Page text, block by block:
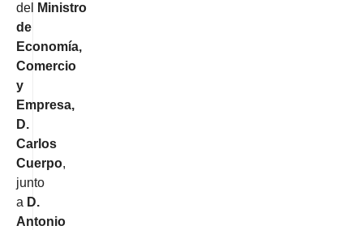
del
Ministro
de
Economía,
Comercio
y
Empresa,
D.
Carlos
Cuerpo,
junto
a D.
Antonio